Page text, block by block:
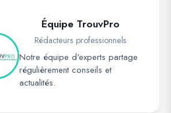
Équipe TrouvPro
Rédacteurs professionnels
Notre équipe d'experts partage
régulièrement conseils et
actualités.